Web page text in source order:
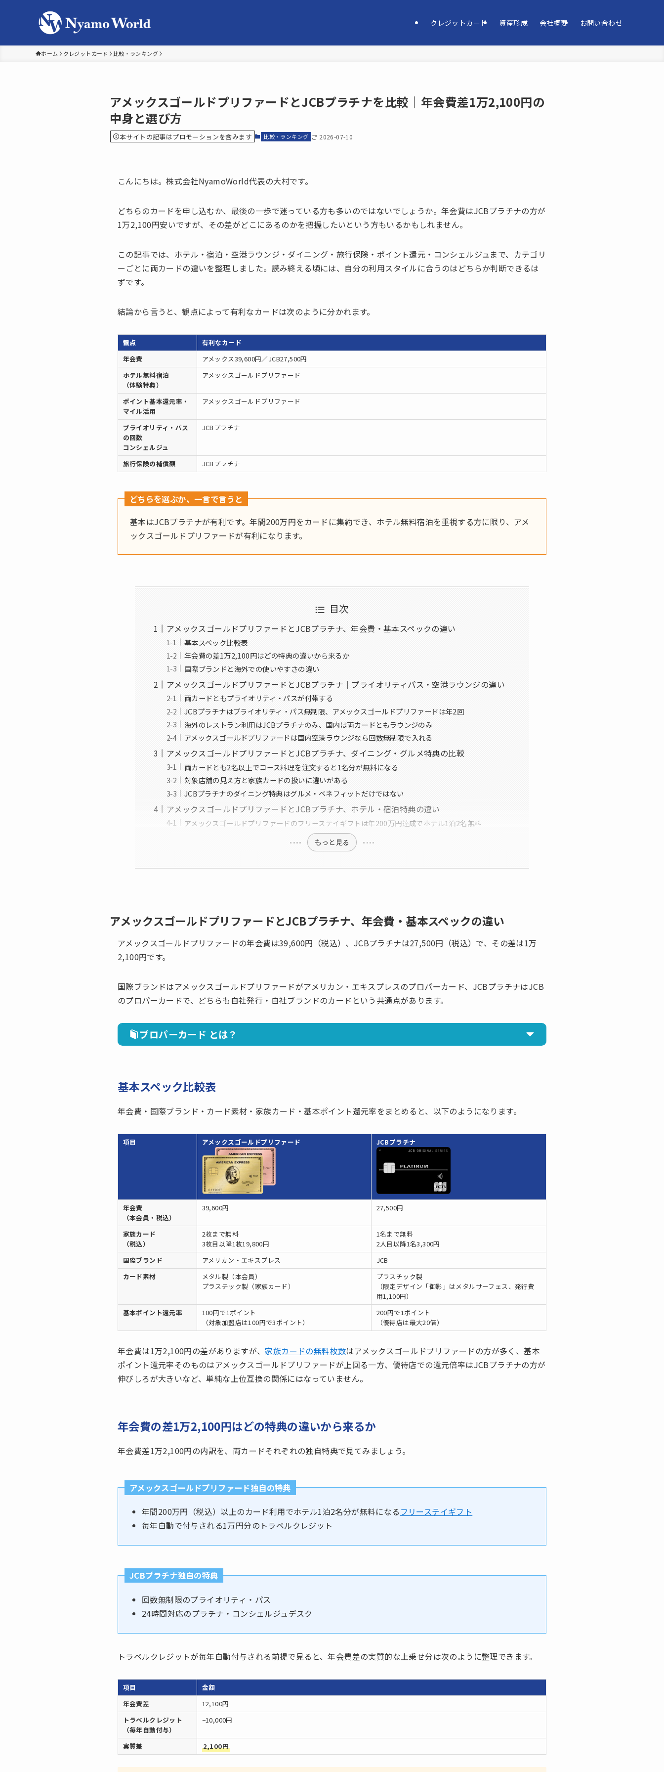
クレジットカード 資産形成 会社概要 お問い合わせ
ホーム クレジットカード 比較・ランキング
アメックスゴールドプリファードとJCBプラチナを比較｜年会費差1万2,100円の
中身と選び方
本サイトの記事はプロモーションを含みます 比較・ランキング 2026-07-10
こんにちは。株式会社NyamoWorld代表の大村です。
どちらのカードを申し込むか、最後の一歩で迷っている方も多いのではないでしょうか。年会費はJCBプラチナの方が
1万2,100円安いですが、その差がどこにあるのかを把握したいという方もいるかもしれません。
この記事では、ホテル・宿泊・空港ラウンジ・ダイニング・旅行保険・ポイント還元・コンシェルジュまで、カテゴリ
ーごとに両カードの違いを整理しました。読み終える頃には、自分の利用スタイルに合うのはどちらか判断できるは
ずです。
結論から言うと、観点によって有利なカードは次のように分かれます。
観点
有利なカード
年会費
アメックス39,600円／JCB27,500円
ホテル無料宿泊
（体験特典）
アメックスゴールドプリファード
ポイント基本還元率・
マイル活用
アメックスゴールドプリファード
プライオリティ・パス
の回数
コンシェルジュ
JCBプラチナ
旅行保険の補償額 JCBプラチナ
どちらを選ぶか、一言で言うと
基本はJCBプラチナが有利です。年間200万円をカードに集約でき、ホテル無料宿泊を重視する方に限り、アメ
ックスゴールドプリファードが有利になります。
目次
アメックスゴールドプリファードとJCBプラチナ、年会費・基本スペックの違い
基本スペック比較表
年会費の差1万2,100円はどの特典の違いから来るか
国際ブランドと海外での使いやすさの違い
アメックスゴールドプリファードとJCBプラチナ｜プライオリティパス・空港ラウンジの違い
両カードともプライオリティ・パスが付帯する
JCBプラチナはプライオリティ・パス無制限、アメックスゴールドプリファードは年2回
海外のレストラン利用はJCBプラチナのみ、国内は両カードともラウンジのみ
アメックスゴールドプリファードは国内空港ラウンジなら回数無制限で入れる
アメックスゴールドプリファードとJCBプラチナ、ダイニング・グルメ特典の比較
両カードとも2名以上でコース料理を注文すると1名分が無料になる
対象店舗の見え方と家族カードの扱いに違いがある
JCBプラチナのダイニング特典はグルメ・ベネフィットだけではない
アメックスゴールドプリファードとJCBプラチナ、ホテル・宿泊特典の違い
アメックスゴールドプリファードのフリーステイギフトは年200万円達成でホテル1泊2名無料
もっと見る
アメックスゴールドプリファードとJCBプラチナ、年会費・基本スペックの違い
アメックスゴールドプリファードの年会費は39,600円（税込）、JCBプラチナは27,500円（税込）で、その差は1万
2,100円です。
国際ブランドはアメックスゴールドプリファードがアメリカン・エキスプレスのプロパーカード、JCBプラチナはJCB
のプロパーカードで、どちらも自社発行・自社ブランドのカードという共通点があります。
プロパーカード とは？
基本スペック比較表
年会費・国際ブランド・カード素材・家族カード・基本ポイント還元率をまとめると、以下のようになります。
項目 アメックスゴールドプリファード JCBプラチナ
年会費
（本会員・税込）
39,600円 27,500円
家族カード
（税込）
2枚まで無料
3枚目以降1枚19,800円
1名まで無料
2人目以降1名3,300円
国際ブランド
アメリカン・エキスプレス
JCB
カード素材
メタル製（本会員）
プラスチック製（家族カード）
プラスチック製
（限定デザイン「御影」はメタルサーフェス、発行費
用1,100円）
基本ポイント還元率
100円で1ポイント
（対象加盟店は100円で3ポイント）
200円で1ポイント
（優待店は最大20倍）
年会費は1万2,100円の差がありますが、家族カードの無料枚数はアメックスゴールドプリファードの方が多く、基本
ポイント還元率そのものはアメックスゴールドプリファードが上回る一方、優待店での還元倍率はJCBプラチナの方が
伸びしろが大きいなど、単純な上位互換の関係にはなっていません。
年会費の差1万2,100円はどの特典の違いから来るか
年会費差1万2,100円の内訳を、両カードそれぞれの独自特典で見てみましょう。
アメックスゴールドプリファード独自の特典
年間200万円（税込）以上のカード利用でホテル1泊2名分が無料になる フリーステイギフト
毎年自動で付与される1万円分のトラベルクレジット
JCBプラチナ独自の特典
回数無制限のプライオリティ・パス
24時間対応のプラチナ・コンシェルジュデスク
トラベルクレジットが毎年自動付与される前提で見ると、年会費差の実質的な上乗せ分は次のように整理できます。
項目
金額
年会費差
12,100円
トラベルクレジット
（毎年自動付与）
−10,000円
実質差 2,100円